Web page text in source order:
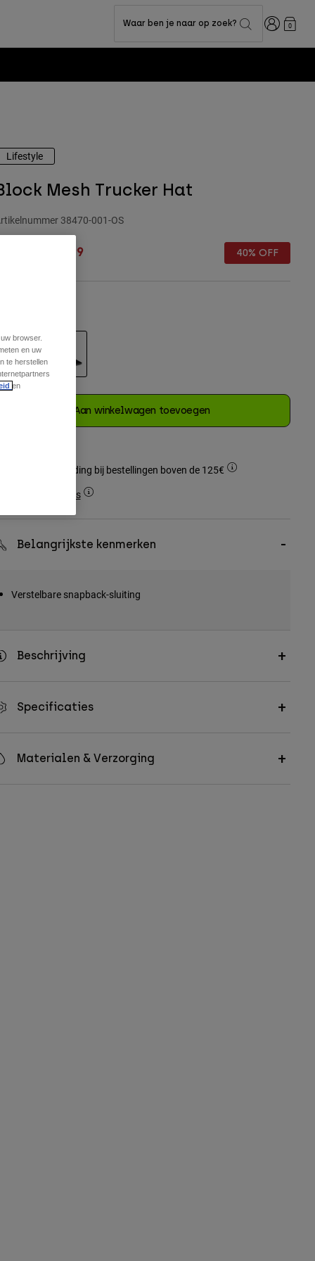
Waar ben je naar op zoek? Inloggen
0
Lifestyle
Mesh Trucker Hat
38470-001-OS
reduced from
€ 17,99 40% OFF
Aan winkelwagen toevoegen
Gratis verzending bij bestellingen boven de 125€
Simple Returns
Belangrijkste kenmerken
Verstelbare snapback-sluiting
Beschrijving
Specificaties
Materialen & Verzorging
browser.
en uw
te herstellen
en